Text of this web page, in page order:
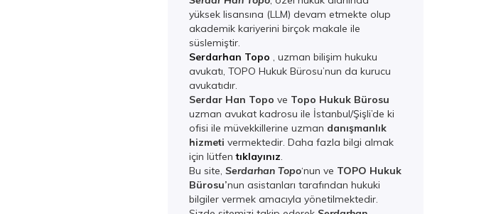
yüksek lisansına (LLM) devam etmekte olup
akademik kariyerini birçok makale ile
süslemiştir.
Serdarhan Topo , uzman bilişim hukuku
avukatı, TOPO Hukuk Bürosu’nun da kurucu
avukatıdır.
Serdar Han Topo ve Topo Hukuk Bürosu
uzman avukat kadrosu ile İstanbul/Şişli’de ki
ofisi ile müvekkillerine uzman danışmanlık
hizmeti vermektedir. Daha fazla bilgi almak
için lütfentıklayınız.
Bu site, Serdarhan Topo‘nun ve TOPO Hukuk
Bürosu’nun asistanları tarafından hukuki
bilgiler vermek amacıyla yönetilmektedir.